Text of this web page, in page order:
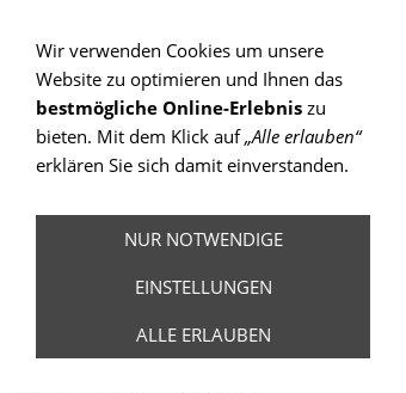
Website, die für mobile Geräte optimiert wurde.
Zur Desktop-Version
Hinweis nicht mehr anzeigen
Ferienhaus Haus
59
Wir verwenden Cookies um unsere
Website zu optimieren und Ihnen das
bestmögliche Online-Erlebnis zu
bieten. Mit dem Klick auf„Alle erlauben“
erklären Sie sich damit einverstanden.
NUR NOTWENDIGE
EINSTELLUNGEN
ALLE ERLAUBEN